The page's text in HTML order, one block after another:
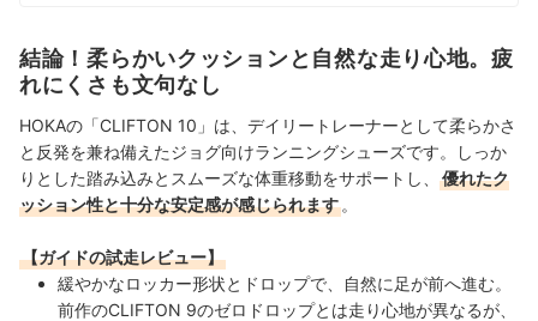
った商品をユーザーに届けること」を掲げ、トレンドと
実用性の両立を重視したコンテンツ制作を心掛けてい
る。
結論！柔らかいクッションと自然な走り心地。疲
れにくさも文句なし
HOKAの「CLIFTON 10」は、デイリートレーナーとして柔らかさ
と反発を兼ね備えたジョグ向けランニングシューズです。しっか
りとした踏み込みとスムーズな体重移動をサポートし、
優れたク
ッション性と十分な安定感が感じられます 。
【ガイドの試走レビュー】
緩やかなロッカー形状とドロップで、自然に足が前へ進む。
前作のCLIFTON 9のゼロドロップとは走り心地が異なるが、